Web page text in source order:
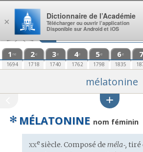
Aller au contenu
1 re
1694
2e
1718
3e
1740
4e
1762
5e
1798
6e
1835
7
mélatonine
✻ MÉLATONINE nom féminin
Étymologie
xxesiècle. Composé de méla‑, tiré
×
Dictionnaire de l’Académie
Télécharger ou ouvrir l’application
Disponible sur Android et iOS